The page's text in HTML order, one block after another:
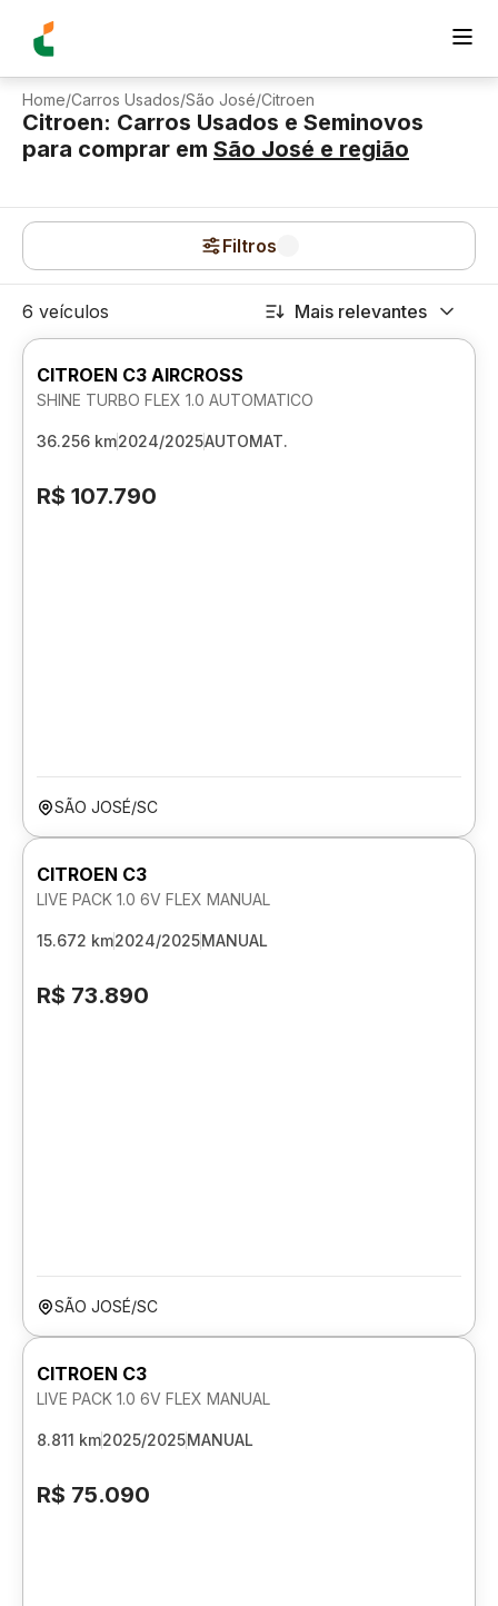
Home/Carros Usados/São José/Citroen
Citroen: Carros Usados e Seminovos
para comprar em São José e região
Filtros
6 veículos Mais relevantes
CITROEN C3 AIRCROSS
SHINE TURBO FLEX 1.0 AUTOMATICO
36.256 km2024/2025AUTOMAT.
R$ 107.790
SÃO JOSÉ/SC
CITROEN C3
LIVE PACK 1.0 6V FLEX MANUAL
15.672 km2024/2025MANUAL
R$ 73.890
SÃO JOSÉ/SC
CITROEN C3
LIVE PACK 1.0 6V FLEX MANUAL
8.811 km2025/2025MANUAL
R$ 75.090